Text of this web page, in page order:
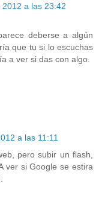
a las 23:42
deberse a algún
que tu si lo escuchas
a ver si das con algo.
a las 11:11
pero subir un flash,
ver si Google se estira